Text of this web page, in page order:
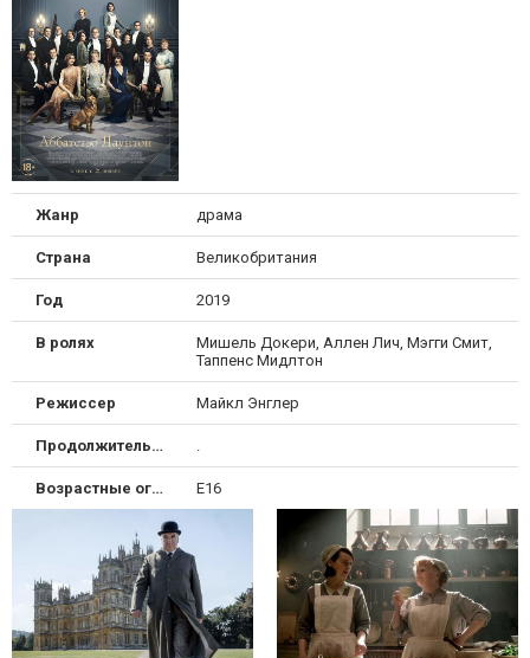
Жанр драма
Страна Великобритания
Год 2019
В ролях
Мишель Докери, Аллен Лич, Мэгги Смит,
Таппенс Мидлтон
Режиссер Майкл Энглер
Продолжительность
Возрастные ограничения Е16